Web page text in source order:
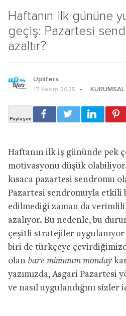
Haftanın ilk gününe
geçiş: Pazartesi
azaltır?
Uplifers
17 Kasım 2025 KURUMSAL
Haftanın ilk iş gününde pek
motivasyonu düşük
kısaca pazartesi sendromu
Pazartesi sendromuyla etkili
edilmediği zaman da
azalıyor. Bu nedenle, bu
çeşitli stratejiler
biri de türkçeye
olan bare minimum monday
yazımızda, Asgari Pazartesi
ve nasıl uygulandığını sizler